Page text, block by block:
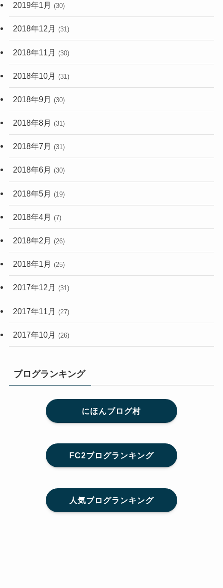
2019年1月 (30)
2018年12月 (31)
2018年11月 (30)
2018年10月 (31)
2018年9月 (30)
2018年8月 (31)
2018年7月 (31)
2018年6月 (30)
2018年5月 (19)
2018年4月 (7)
2018年2月 (26)
2018年1月 (25)
2017年12月 (31)
2017年11月 (27)
2017年10月 (26)
ブログランキング
にほんブログ村
FC2ブログランキング
人気ブログランキング